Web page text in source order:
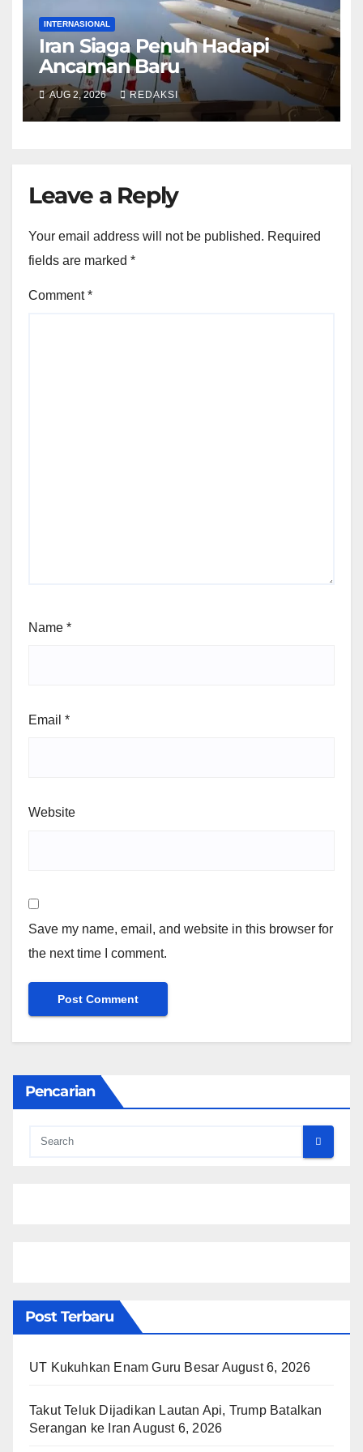
INTERNASIONAL
Iran Siaga Penuh Hadapi
Ancaman Baru
AUG 2, 2026 REDAKSI
Leave a Reply
Your email address will not be published. Required
fields are marked *
Comment*
Name *
Email *
Website
Save my name, email, and website in this browser for
the next time I comment.
Pencarian
Post Terbaru
UT Kukuhkan Enam Guru Besar August 6, 2026
Takut Teluk Dijadikan Lautan Api, Trump Batalkan
Serangan ke Iran August 6, 2026